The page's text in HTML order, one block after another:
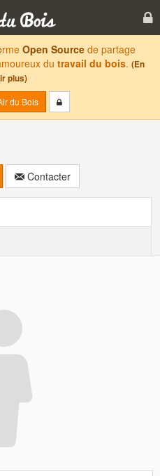
Open Sourcede partage
du travail du bois. (En
plus)
du Bois
Contacter